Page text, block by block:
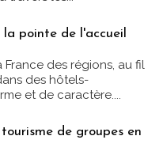
pointe de l'accueil
des régions, au fil
des hôtels-
et de caractère....
de groupes en